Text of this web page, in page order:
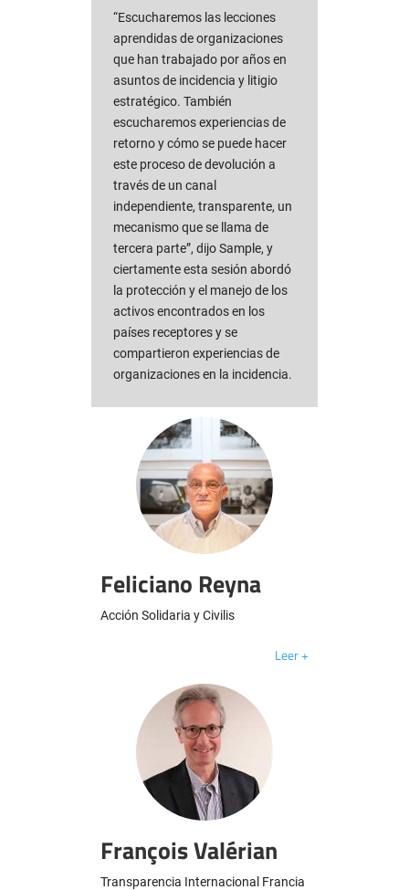
“Escucharemos las lecciones
aprendidas de organizaciones
que han trabajado por años en
asuntos de incidencia y litigio
estratégico. También
escucharemos experiencias de
retorno y cómo se puede hacer
este proceso de devolución a
través de un canal
independiente, transparente, un
mecanismo que se llama de
tercera parte”, dijo Sample, y
ciertamente esta sesión abordó
la protección y el manejo de los
activos encontrados en los
países receptores y se
compartieron experiencias de
organizaciones en la incidencia.
Feliciano Reyna
Acción Solidaria y Civilis
Leer +
François Valérian
Transparencia Internacional Francia